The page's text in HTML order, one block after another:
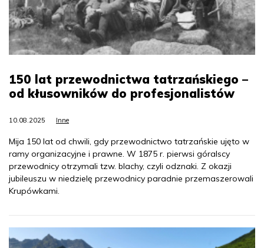
150 lat przewodnictwa tatrzańskiego –
od kłusowników do profesjonalistów
10.08.2025 Inne
Mija 150 lat od chwili, gdy przewodnictwo tatrzańskie ujęto w
ramy organizacyjne i prawne. W 1875 r. pierwsi góralscy
przewodnicy otrzymali tzw. blachy, czyli odznaki. Z okazji
jubileuszu w niedzielę przewodnicy paradnie przemaszerowali
Krupówkami.